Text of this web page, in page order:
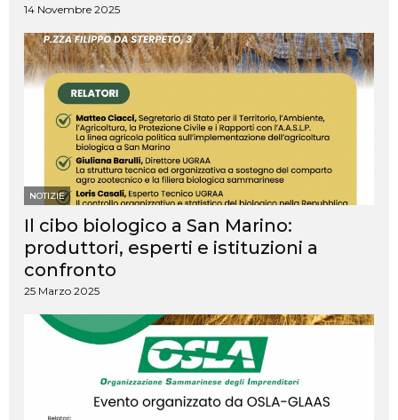
14 Novembre 2025
NOTIZIE
Il cibo biologico a San Marino:
produttori, esperti e istituzioni a
confronto
25 Marzo 2025